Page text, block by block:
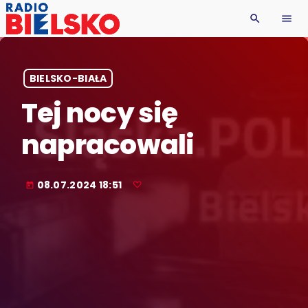
search menu
BIELSKO-BIAŁA
Tej nocy się
napracowali
today 08.07.2024 18:51